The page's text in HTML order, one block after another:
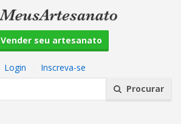
Vender seu artesanato
Login
Inscreva-se
Procurar